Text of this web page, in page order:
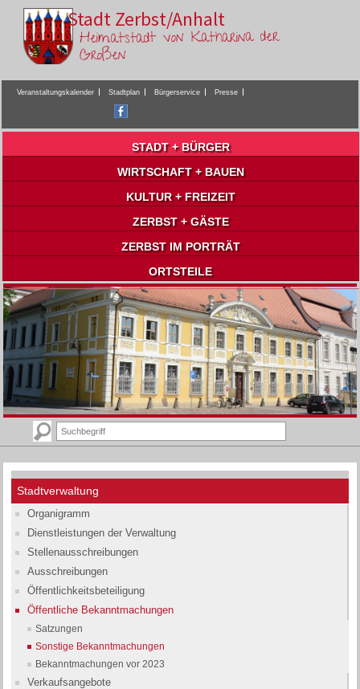
Stadt Zerbst/Anhalt
Heimatstadt von Katharina der
Großen
Veranstaltungskalender Stadtplan Bürgerservice Presse
STADT + BÜRGER
WIRTSCHAFT + BAUEN
KULTUR + FREIZEIT
ZERBST + GÄSTE
ZERBST IM PORTRÄT
ORTSTEILE
Stadtverwaltung
Organigramm
Dienstleistungen der Verwaltung
Stellenausschreibungen
Ausschreibungen
Öffentlichkeitsbeteiligung
Öffentliche Bekanntmachungen
Satzungen
Sonstige Bekanntmachungen
Bekanntmachungen vor 2023
Verkaufsangebote